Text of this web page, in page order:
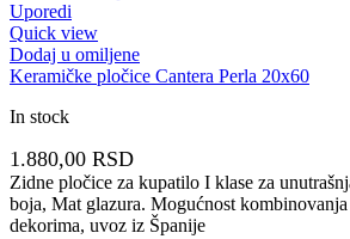
Uporedi
Quick view
Dodaj u omiljene
Keramičke pločice Cantera Perla 20x60
In stock
1.880,00 RSD
Zidne pločice za kupatilo I klase za
boja, Mat glazura. Mogućnost
dekorima, uvoz iz Španije